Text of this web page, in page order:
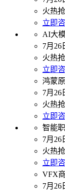
火热
立即
AI大
7月26
火热
立即
鸿蒙
7月26
火热
立即
智能
7月26
火热
立即
VFX
7月26